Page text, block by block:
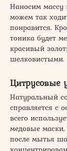
Наносим массу
можем так
понравится.
тоника будет
красивый
шелковистыми.
Цитрусовые
Натуральный
справляется с
всего
медовые маски,
после мытья